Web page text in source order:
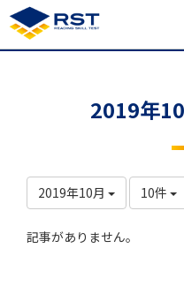
2019年
2019年10月 10件
記事がありません。